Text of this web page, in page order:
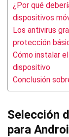
¿Por qué
dispositivos
Los antivirus
protección
Cómo instalar
dispositivo
Conclusión
Selección
para